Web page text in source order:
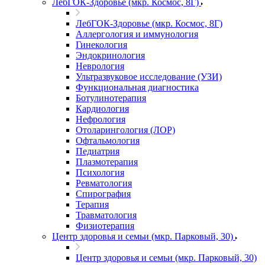
ЛебГОК-Здоровье (мкр. Космос, 8Г)
ЛебГОК-Здоровье (мкр. Космос, 8Г)
Аллергология и иммунология
Гинекология
Эндокринология
Неврология
Ультразвуковое исследование (УЗИ)
Функциональная диагностика
Ботулинотерапия
Кардиология
Нефрология
Отоларингология (ЛОР)
Офтальмология
Педиатрия
Плазмотерапия
Психология
Ревматология
Спирография
Терапия
Травматология
Физиотерапия
Центр здоровья и семьи (мкр. Парковый, 30)
Центр здоровья и семьи (мкр. Парковый, 30)